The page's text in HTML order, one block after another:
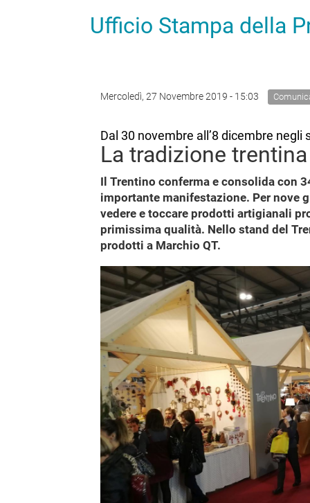
Ufficio Stampa della
Mercoledì, 27 Novembre 2019 - 15:03
Dal 30 novembre all’8 dicembre negli
La tradizione
Il Trentino conferma e consolida con
importante manifestazione. Per nove
vedere e toccare prodotti artigianali
primissima qualità. Nello stand del
prodotti a Marchio QT.